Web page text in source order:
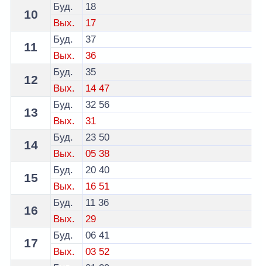
10
Буд.
18
Вых.
17
11
Буд.
37
Вых.
36
12
Буд.
35
Вых.
14 47
13
Буд. 32 56
Вых.
31
14
Буд. 23 50
Вых.
05 38
15
Буд. 20 40
Вых.
16 51
16
Буд. 11 36
Вых.
29
17
Буд. 06 41
Вых.
03 52